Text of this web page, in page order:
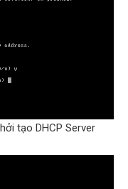
tạo DHCP Server